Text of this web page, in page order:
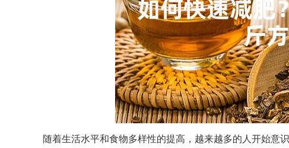
随着生活水平和食物多样性的提高，越来越多的人开始意